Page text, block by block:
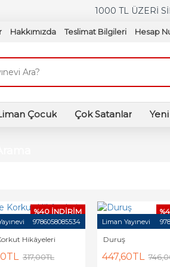
1000 TL ÜZERİ
Hakkımızda Teslimat Bilgileri Hesap
Çocuk Çok Satanlar
%40 İNDİRİM
9786058085534
Hikâyeleri
317,00TL
Liman Yayınevi
Duruş
447,60TL